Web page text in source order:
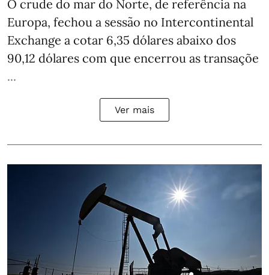
O crude do mar do Norte, de referência na
Europa, fechou a sessão no Intercontinental
Exchange a cotar 6,35 dólares abaixo dos
90,12 dólares com que encerrou as transaçõe
...
Ver mais